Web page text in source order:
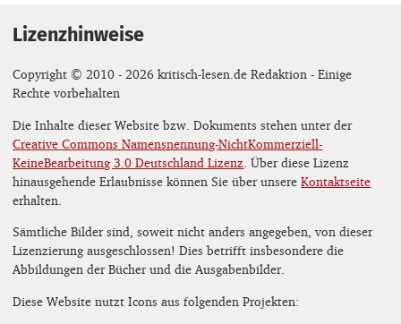
Lizenzhinweise
Copyright © 2010 - 2026 kritisch-lesen.de Redaktion - Einige
Rechte vorbehalten
Die Inhalte dieser Website bzw. Dokuments stehen unter der
Creative Commons Namensnennung-NichtKommerziell-
KeineBearbeitung 3.0 Deutschland Lizenz . Über diese Lizenz
hinausgehende Erlaubnisse können Sie über unsereKontaktseite
erhalten.
Sämtliche Bilder sind, soweit nicht anders angegeben, von dieser
Lizenzierung ausgeschlossen! Dies betrifft insbesondere die
Abbildungen der Bücher und die Ausgabenbilder.
Diese Website nutzt Icons aus folgenden Projekten: